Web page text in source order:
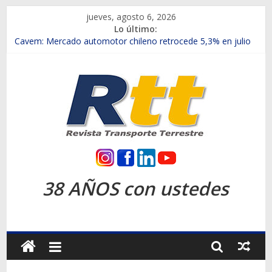
contenido
jueves, agosto 6, 2026
Lo último:
Chile es el primer mercado internacional en lanzar la nueva
Salfa suma vehículos electrificados de Chevrolet en el Biobío
Samex amplía su red con nuevas sucursales en Rancagua y
SINOTRUK Pick-ups presentó la recién estrenada Bolden en
la Expo Compras Públicas 2026
Revista
Transporte
Terrestre
38 AÑOS con ustedes